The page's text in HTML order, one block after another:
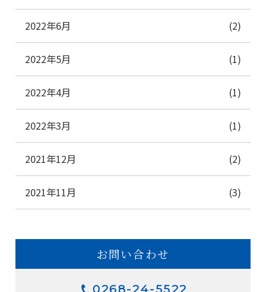
2022年6月 (2)
2022年5月 (1)
2022年4月 (1)
2022年3月 (1)
2021年12月 (2)
2021年11月 (3)
お問い合わせ